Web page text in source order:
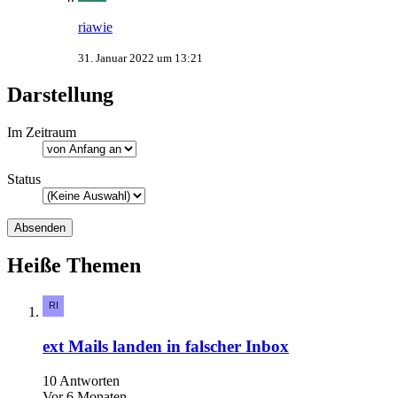
riawie
31. Januar 2022 um 13:21
Darstellung
Im Zeitraum
Status
Heiße Themen
ext Mails landen in falscher Inbox
10 Antworten